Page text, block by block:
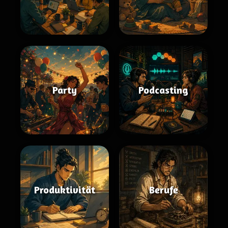
Party Podcasting
Produktivität Berufe